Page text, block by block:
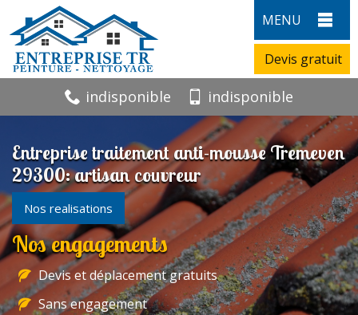
MENU
Devis gratuit
indisponible indisponible
Entreprise traitement anti-mousse Tremeven
29300: artisan couvreur
Nos realisations
Nos engagements
Devis et déplacement gratuits
Sans engagement